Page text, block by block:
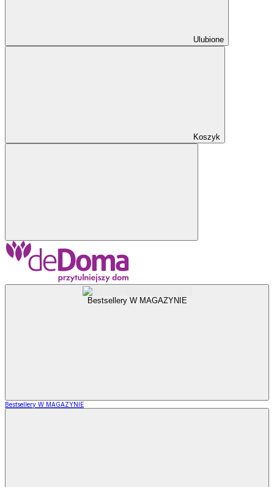
Ulubione
Koszyk
Bestsellery W MAGAZYNIE
Bestsellery W MAGAZYNIE